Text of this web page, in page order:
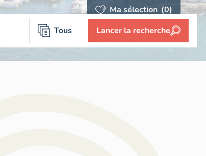
Ma sélection (0)
Tous Lancer la recherche